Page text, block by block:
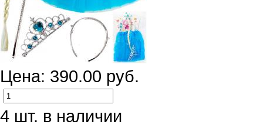
Цена: 390.00 руб.
4 шт. в наличии